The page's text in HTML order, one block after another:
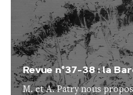
Revue n°37-38 : la
M. et A. Patry nous